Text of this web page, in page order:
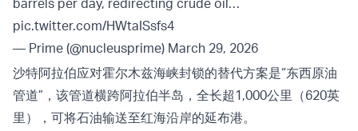
barrels per day, redirecting crude oil…
pic.twitter.com/HWtaISsfs4
— Prime (@nucleusprime) March 29, 2026
沙特阿拉伯应对霍尔木兹海峡封锁的替代方案是“东西原油
管道”，该管道横跨阿拉伯半岛，全长超1,000公里（620英
里），可将石油输送至红海沿岸的延布港。